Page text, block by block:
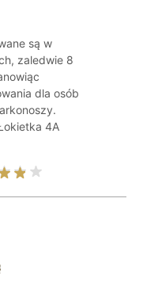
są w
zaledwie 8
dla osób
4A